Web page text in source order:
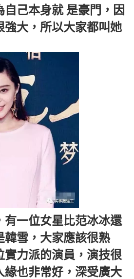
自己本身就 是豪門，因
強大，所以大家都叫她
有一位女星比范冰冰還
韓雪，大家應該很熟
實力派的演員，演技很
緣也非常好，深受廣大